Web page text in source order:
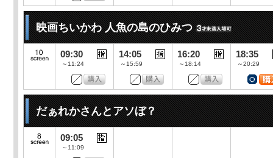
映画ちいかわ 人魚の島のひみつ
09:30
～11:24
14:05
～15:59
16:20
～18:14
18:35
～20:29
だぁれかさんとアソぼ？
09:05
～11:09